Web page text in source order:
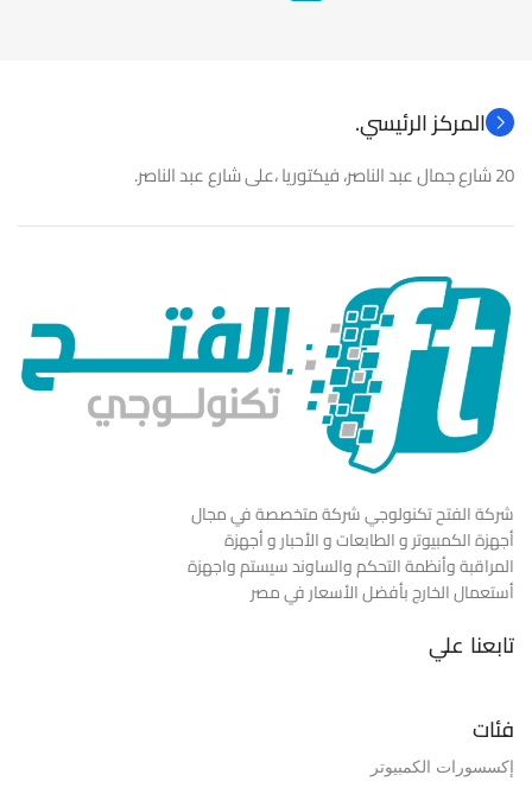
المركز الرئيسي.
20 شارع جمال عبد الناصر، فيكتوريا ،على شارع عبد الناصر.
شركة الفتح تكنولوجي شركة متخصصة في مجال
أجهزة الكمبيوتر و الطابعات و الأحبار و أجهزة
المراقبة وأنظمة التحكم والساوند سيستم واجهزة
أستعمال الخارج بأفضل الأسعار في مصر
تابعنا علي
فئات
إكسسورات الكمبيوتر